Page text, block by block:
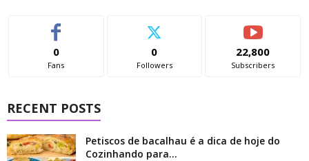
0
Fans
0
Followers
22,800
Subscribers
RECENT POSTS
Petiscos de bacalhau é a dica de hoje do
Cozinhando para...